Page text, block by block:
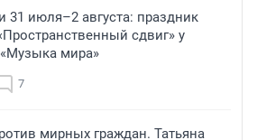
31 июля–2 августа: праздник
сдвиг» у
мира»
7
мирных граждан. Татьяна